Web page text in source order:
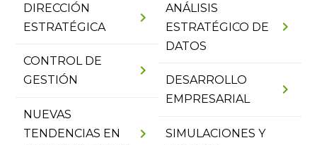
DIRECCIÓN
ESTRATÉGICA
chevron_right
CONTROL DE
GESTIÓN
chevron_right
NUEVAS
TENDENCIAS EN
chevron_right
ANÁLISIS
ESTRATÉGICO DE
DATOS
chevron_right
DESARROLLO
EMPRESARIAL
chevron_right
SIMULACIONES Y